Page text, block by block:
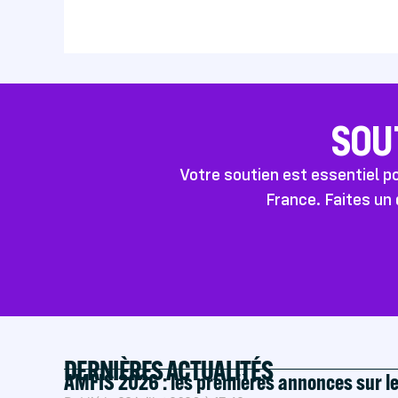
Votre soutien est essentiel
France. Faites
DERNIÈRES ACTUALITÉS
AMFIS 2026 : les premières annonces sur